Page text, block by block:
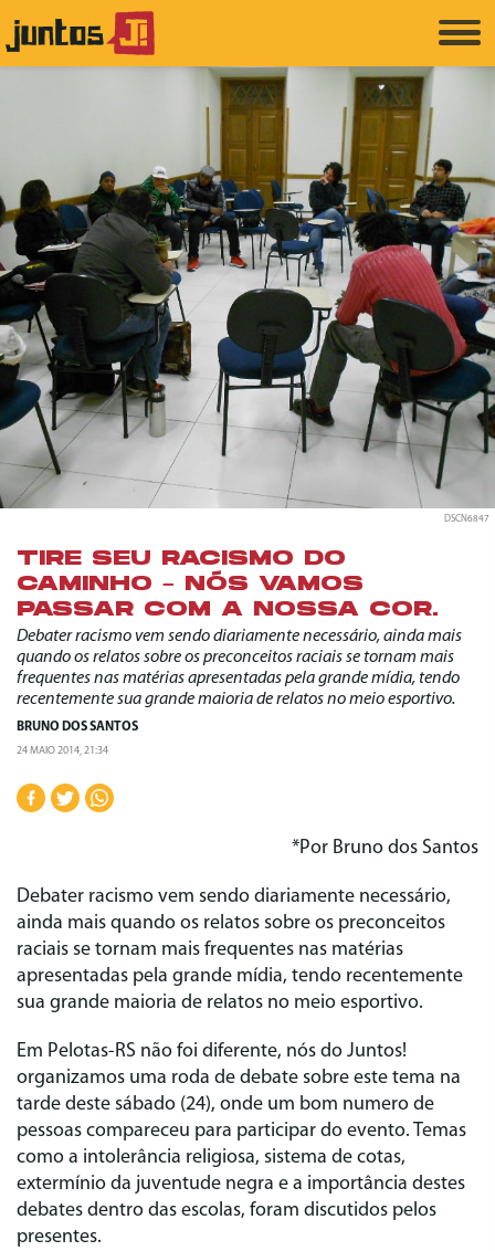
DSCN6847
TIRE SEU RACISMO DO
CAMINHO – NÓS VAMOS
PASSAR COM A NOSSA COR.
Debater racismo vem sendo diariamente necessário, ainda mais
quando os relatos sobre os preconceitos raciais se tornam mais
frequentes nas matérias apresentadas pela grande mídia, tendo
recentemente sua grande maioria de relatos no meio esportivo.
BRUNO DOS SANTOS
24 MAIO 2014, 21:34
*Por Bruno dos Santos
Debater racismo vem sendo diariamente necessário,
ainda mais quando os relatos sobre os preconceitos
raciais se tornam mais frequentes nas matérias
apresentadas pela grande mídia, tendo recentemente
sua grande maioria de relatos no meio esportivo.
Em Pelotas-RS não foi diferente, nós do Juntos!
organizamos uma roda de debate sobre este tema na
tarde deste sábado (24), onde um bom numero de
pessoas compareceu para participar do evento. Temas
como a intolerância religiosa, sistema de cotas,
extermínio da juventude negra e a importância destes
debates dentro das escolas, foram discutidos pelos
presentes.